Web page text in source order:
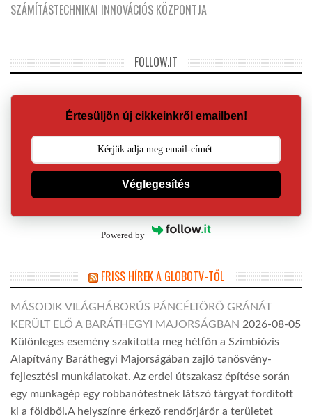
SZÁMÍTÁSTECHNIKAI INNOVÁCIÓS KÖZPONTJA
FOLLOW.IT
Értesüljön új cikkeinkről emailben!
Véglegesítés
Powered by
FRISS HÍREK A GLOBOTV-TŐL
MÁSODIK VILÁGHÁBORÚS PÁNCÉLTÖRŐ GRÁNÁT
KERÜLT ELŐ A BARÁTHEGYI MAJORSÁGBAN 2026-08-05
Különleges esemény szakította meg hétfőn a Szimbiózis
Alapítvány Baráthegyi Majorságában zajló tanösvény-
fejlesztési munkálatokat. Az erdei útszakasz építése során
egy munkagép egy robbanótestnek látszó tárgyat fordított
ki a földből.A helyszínre érkező rendőrjárőr a területet